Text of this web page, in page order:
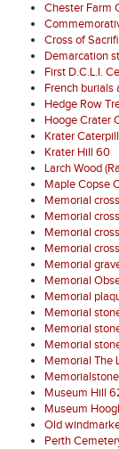
Chester Farm
Cross of
Demarcation
First D.C.L.I.
French burials
Hedge Row
Hooge Crater
Krater
Krater Hill 60
Larch Wood
Maple Copse
Memorial
Memorial
Memorial
Memorial
Memorial
Memorial
Memorial
Memorial
Memorial
Memorial
Memorial The
Museum Hill
Museum
Old
Perth